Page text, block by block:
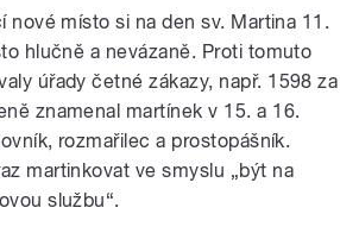
nové místo si na den sv. Martina 11.
hlučně a nevázaně. Proti tomuto
úřady četné zákazy, např. 1598 za
znamenal martínek v 15. a 16.
rozmařilec a prostopášník.
martinkovat ve smyslu „být na
službu“.